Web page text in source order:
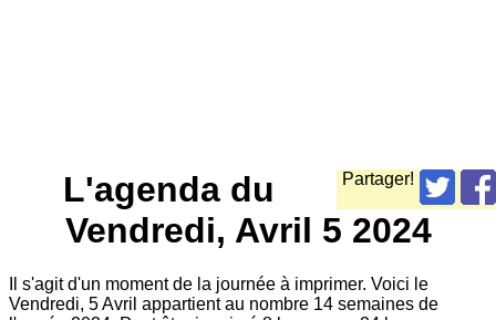
Partager!
L'agenda du
Vendredi, Avril 5 2024
Il s'agit d'un moment de la journée à imprimer. Voici le
Vendredi, 5 Avril appartient au nombre 14 semaines de